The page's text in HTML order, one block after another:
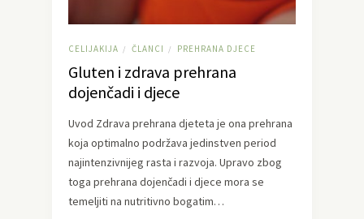
CELIJAKIJA / ČLANCI / PREHRANA DJECE
Gluten i zdrava prehrana
dojenčadi i djece
Uvod Zdrava prehrana djeteta je ona prehrana
koja optimalno podržava jedinstven period
najintenzivnijeg rasta i razvoja. Upravo zbog
toga prehrana dojenčadi i djece mora se
temeljiti na nutritivno bogatim…